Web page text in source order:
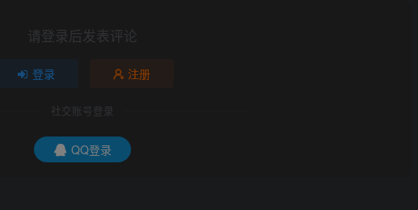
请登录后发表评论
登录 注册
社交账号登录
QQ登录